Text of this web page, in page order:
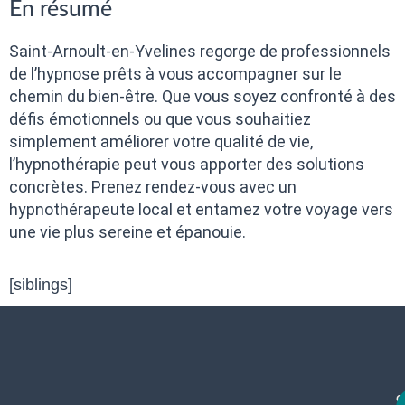
En résumé
Saint-Arnoult-en-Yvelines regorge de professionnels
de l’hypnose prêts à vous accompagner sur le
chemin du bien-être. Que vous soyez confronté à des
défis émotionnels ou que vous souhaitiez
simplement améliorer votre qualité de vie,
l’hypnothérapie peut vous apporter des solutions
concrètes. Prenez rendez-vous avec un
hypnothérapeute local et entamez votre voyage vers
une vie plus sereine et épanouie.
[siblings]